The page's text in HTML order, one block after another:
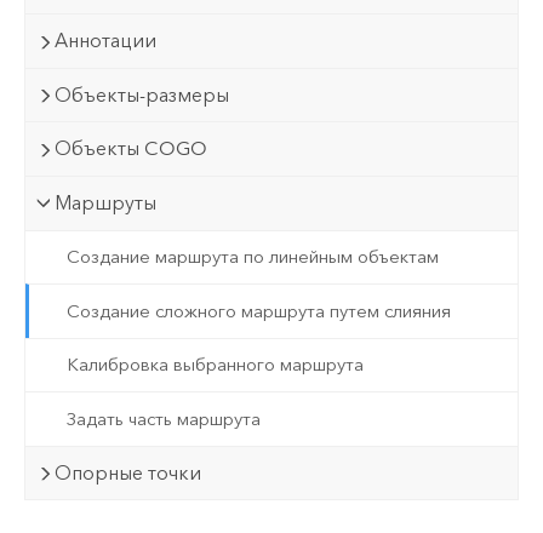
Аннотации
Объекты-размеры
Объекты COGO
Маршруты
Создание маршрута по линейным объектам
Создание сложного маршрута путем слияния
Калибровка выбранного маршрута
Задать часть маршрута
Опорные точки